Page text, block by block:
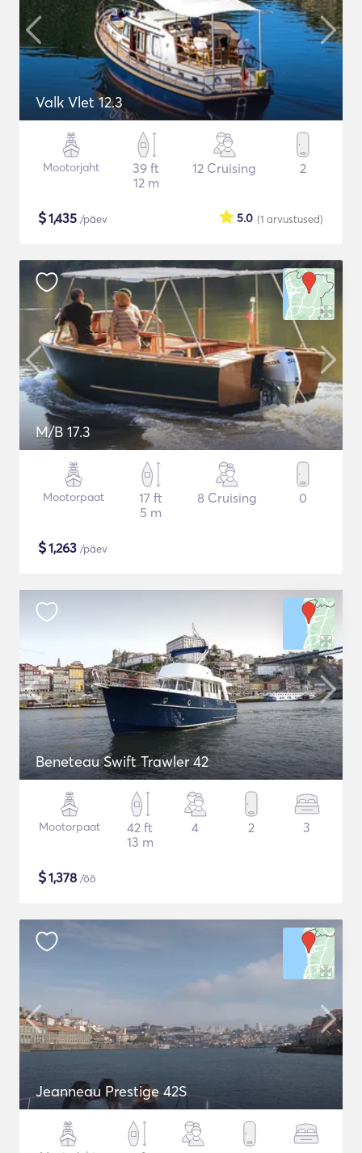
Valk Vlet 12.3
Mootorjaht
39 ft
12 m
12 Cruising 2
$1,435 /päev (1 arvustused)
5.0
M/B 17.3
Mootorpaat
17 ft
5 m
8 Cruising 0
$1,263 /päev
Beneteau Swift Trawler 42
Mootorpaat
42 ft
13 m
4 2 3
$1,378 /öö
Jeanneau Prestige 42S